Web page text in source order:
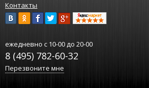
Контакты
ежедневно с 10-00 до 20-00
8 (495) 782-60-32
Перезвоните мне